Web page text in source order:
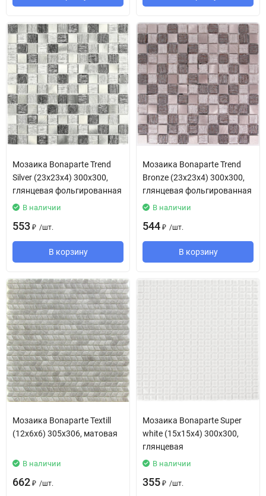
Мозаика Bonaparte Trend
Silver (23х23х4) 300х300,
глянцевая фольгированная
В наличии
553 ₽ /шт.
В корзину
Мозаика Bonaparte Trend
Bronze (23х23х4) 300х300,
глянцевая фольгированная
В наличии
544 ₽ /шт.
В корзину
Мозаика Bonaparte Textill
(12х6х6) 305х306, матовая
В наличии
662 ₽ /шт.
Мозаика Bonaparte Super
white (15х15х4) 300х300,
глянцевая
В наличии
355 ₽ /шт.